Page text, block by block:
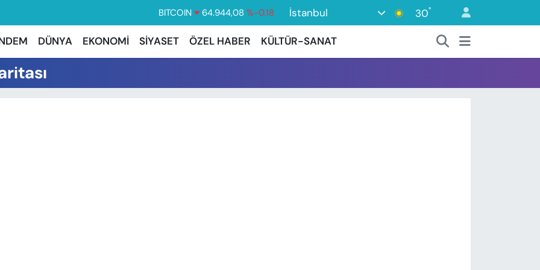
BITCOIN 64.944,08 %-0.18
DOLAR
47,7436
%0.18
EURO
55,2510 %0.32
İstanbul 30°
DÜNYA EKONOMİ SİYASET ÖZEL HABER KÜLTÜR-SANAT